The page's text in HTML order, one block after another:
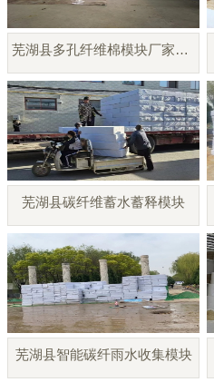
芜湖县多孔纤维棉模块厂家直销
芜湖县碳纤维蓄水蓄释模块
芜湖县智能碳纤雨水收集模块